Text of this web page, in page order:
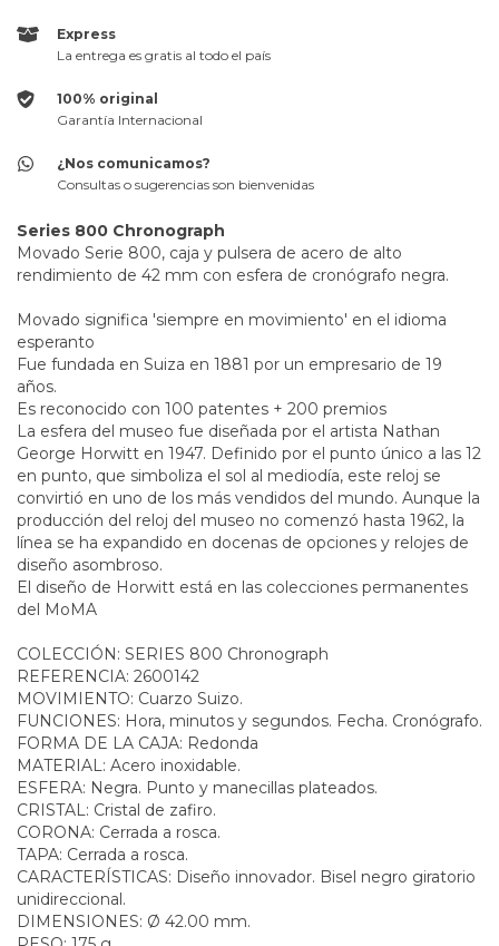
Express
La entrega es gratis al todo el país
100% original
Garantía Internacional
¿Nos comunicamos?
Consultas o sugerencias son bienvenidas
Series 800 Chronograph
Movado Serie 800, caja y pulsera de acero de alto
rendimiento de 42 mm con esfera de cronógrafo negra.
Movado significa 'siempre en movimiento' en el idioma
esperanto
Fue fundada en Suiza en 1881 por un empresario de 19
años.
Es reconocido con 100 patentes + 200 premios
La esfera del museo fue diseñada por el artista Nathan
George Horwitt en 1947. Definido por el punto único a las 12
en punto, que simboliza el sol al mediodía, este reloj se
convirtió en uno de los más vendidos del mundo. Aunque la
producción del reloj del museo no comenzó hasta 1962, la
línea se ha expandido en docenas de opciones y relojes de
diseño asombroso.
El diseño de Horwitt está en las colecciones permanentes
del MoMA
COLECCIÓN: SERIES 800 Chronograph
REFERENCIA: 2600142
MOVIMIENTO: Cuarzo Suizo.
FUNCIONES: Hora, minutos y segundos. Fecha. Cronógrafo.
FORMA DE LA CAJA: Redonda
MATERIAL: Acero inoxidable.
ESFERA: Negra. Punto y manecillas plateados.
CRISTAL: Cristal de zafiro.
CORONA: Cerrada a rosca.
TAPA: Cerrada a rosca.
CARACTERÍSTICAS: Diseño innovador. Bisel negro giratorio
unidireccional.
DIMENSIONES: Ø 42.00 mm.